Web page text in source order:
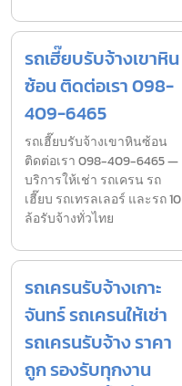
รถเฮี๊ยบรับจ้างเขาหิน
ซ้อน ติดต่อเรา 098-
409-6465
รถเฮี๊ยบรับจ้างเขาหินซ้อน
ติดต่อเรา 098-409-6465 —
บริการให้เช่า รถเครน รถ
เฮี๊ยบ รถเทรลเลอร์ และรถ 10
ล้อรับจ้างทั่วไทย
รถเครนรับจ้างเกาะ
จันทร์ รถเครนให้เช่า
รถเครนรับจ้าง ราคา
ถูก รองรับทุกงาน